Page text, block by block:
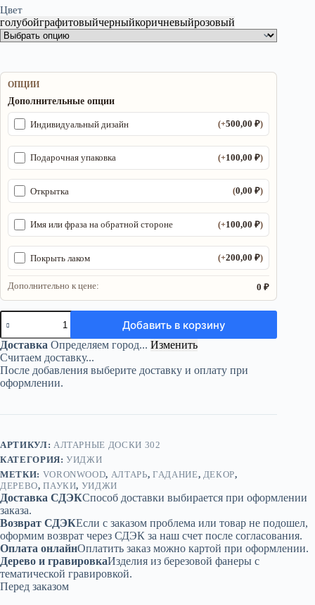
Цвет
голубойграфитовыйчерныйкоричневыйрозовый
ОПЦИИ
Дополнительные опции
Индивидуальный дизайн (+500,00₽)
Подарочная упаковка (+100,00₽)
Открытка (0,00₽)
Имя или фраза на обратной стороне (+100,00₽)
Покрыть лаком (+200,00₽)
Дополнительно к цене: 0 ₽
Количество
товара
Доска
уиджи
«Пауки»
—
дерево
Добавить в корзину
Доставка Определяем город... Изменить
Считаем доставку...
После добавления выберите доставку и оплату при
оформлении.
АРТИКУЛ: АЛТАРНЫЕ ДОСКИ 302
КАТЕГОРИЯ:УИДЖИ
МЕТКИ: VORONWOOD, АЛТАРЬ, ГАДАНИЕ, ДЕКОР,
ДЕРЕВО,ПАУКИ, УИДЖИ
Доставка СДЭКСпособ доставки выбирается при оформлении
заказа.
Возврат СДЭКЕсли с заказом проблема или товар не подошел,
оформим возврат через СДЭК за наш счет после согласования.
Оплата онлайнОплатить заказ можно картой при оформлении.
Дерево и гравировкаИзделия из березовой фанеры с
тематической гравировкой.
Перед заказом